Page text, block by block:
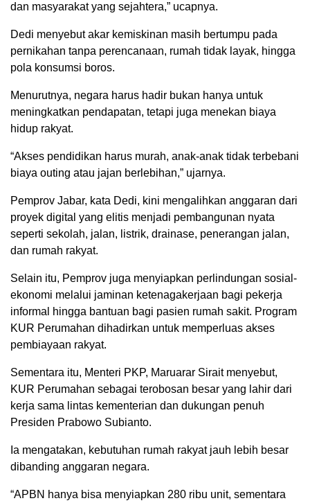
dan masyarakat yang sejahtera,” ucapnya.
Dedi menyebut akar kemiskinan masih bertumpu pada
pernikahan tanpa perencanaan, rumah tidak layak, hingga
pola konsumsi boros.
Menurutnya, negara harus hadir bukan hanya untuk
meningkatkan pendapatan, tetapi juga menekan biaya
hidup rakyat.
“Akses pendidikan harus murah, anak-anak tidak terbebani
biaya outing atau jajan berlebihan,” ujarnya.
Pemprov Jabar, kata Dedi, kini mengalihkan anggaran dari
proyek digital yang elitis menjadi pembangunan nyata
seperti sekolah, jalan, listrik, drainase, penerangan jalan,
dan rumah rakyat.
Selain itu, Pemprov juga menyiapkan perlindungan sosial-
ekonomi melalui jaminan ketenagakerjaan bagi pekerja
informal hingga bantuan bagi pasien rumah sakit. Program
KUR Perumahan dihadirkan untuk memperluas akses
pembiayaan rakyat.
Sementara itu, Menteri PKP, Maruarar Sirait menyebut,
KUR Perumahan sebagai terobosan besar yang lahir dari
kerja sama lintas kementerian dan dukungan penuh
Presiden Prabowo Subianto.
Ia mengatakan, kebutuhan rumah rakyat jauh lebih besar
dibanding anggaran negara.
“APBN hanya bisa menyiapkan 280 ribu unit, sementara